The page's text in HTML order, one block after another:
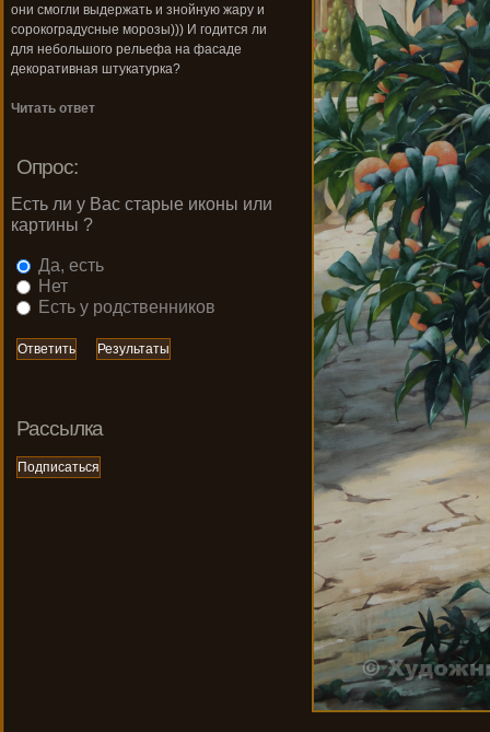
они смогли выдержать и знойную жару и
сорокоградусные морозы))) И годится ли
для небольшого рельефа на фасаде
декоративная штукатурка?
Читать ответ
Опрос:
Есть ли у Вас старые иконы или
картины ?
Да, есть
Нет
Есть у родственников
Рассылка